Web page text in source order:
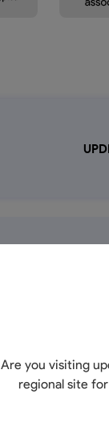
Are you visiting
regional site